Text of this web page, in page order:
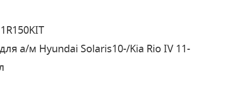
для а/м Hyundai Solaris10-/Kia Rio IV 11-